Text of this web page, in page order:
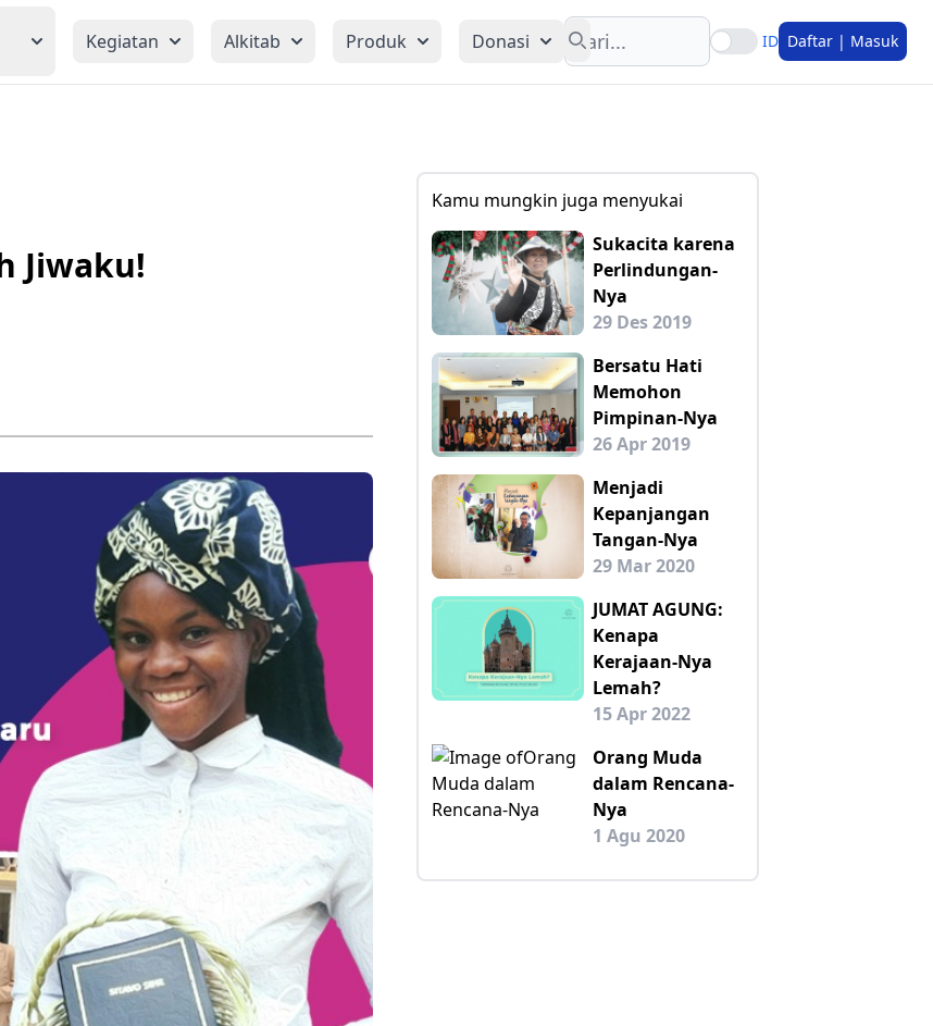
Kegiatan Alkitab Produk Donasi
Search
ID Daftar | Masuk
Jiwaku!
Kamu mungkin juga menyukai
Sukacita karena
Perlindungan-
Nya
29 Des 2019
Bersatu Hati
Memohon
Pimpinan-Nya
26 Apr 2019
Menjadi
Kepanjangan
Tangan-Nya
29 Mar 2020
JUMAT AGUNG:
Kenapa
Kerajaan-Nya
Lemah?
15 Apr 2022
Orang Muda
dalam Rencana-
Nya
1 Agu 2020